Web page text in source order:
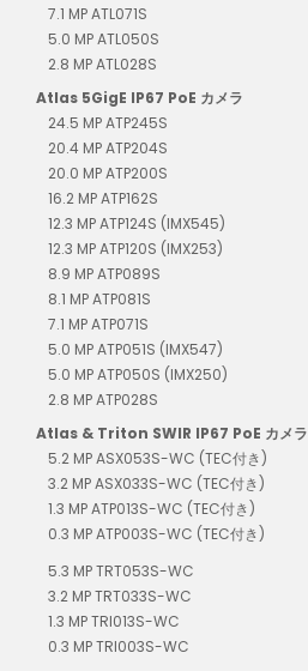
7.1 MP ATL071S
5.0 MP ATL050S
2.8 MP ATL028S
Atlas 5GigE IP67 PoE カメラ
24.5 MP ATP245S
20.4 MP ATP204S
20.0 MP ATP200S
16.2 MP ATP162S
12.3 MP ATP124S (IMX545)
12.3 MP ATP120S (IMX253)
8.9 MP ATP089S
8.1 MP ATP081S
7.1 MP ATP071S
5.0 MP ATP051S (IMX547)
5.0 MP ATP050S (IMX250)
2.8 MP ATP028S
Atlas & Triton SWIR IP67 PoE カメラ
5.2 MP ASX053S-WC (TEC付き)
3.2 MP ASX033S-WC (TEC付き)
1.3 MP ATP013S-WC (TEC付き)
0.3 MP ATP003S-WC (TEC付き)
5.3 MP TRT053S-WC
3.2 MP TRT033S-WC
1.3 MP TRI013S-WC
0.3 MP TRI003S-WC